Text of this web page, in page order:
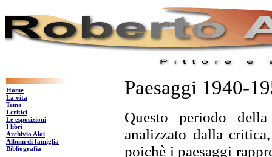
Home
La vita
Tema
I critici
Le esposizioni
I libri
Archivio Aloi
Album di famiglia
Bibliografia
Paesaggi 1940-
Questo periodo
analizzato dalla
poichè i paesaggi